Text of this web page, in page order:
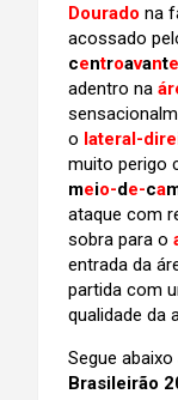
Dourado na
acossado
centroavante
adentro na
o lateral-
muito perigo
meio-de-ca
ataque com
sobra para o
entrada da
partida com
qualidade da
Segue
Brasileirão